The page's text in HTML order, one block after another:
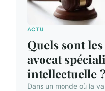
ACTU
Quels sont
avocat
intellectuelle ?
Dans un monde où la